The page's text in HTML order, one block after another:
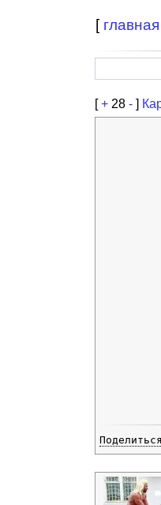
[ главная
[+ 28 - ]
Поделиться